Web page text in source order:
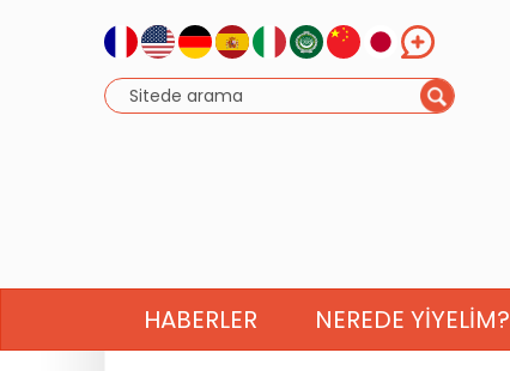
HABERLER NEREDE YIYELIM?